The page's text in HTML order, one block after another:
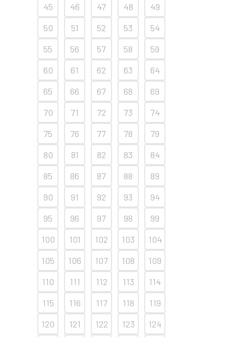
45
46 47 48
49
50
51 52 53
54
55
56 57 58
59
60
61 62 63
64
65
66 67 68
69
70
71 72 73
74
75
76 77 78
79
80
81 82 83
84
85
86 87 88
89
90
91 92 93
94
95
96 97 98
99
100
101 102 103
104
105
106 107 108
109
110
111 112 113
114
115
116 117 118
119
120
121 122 123
124